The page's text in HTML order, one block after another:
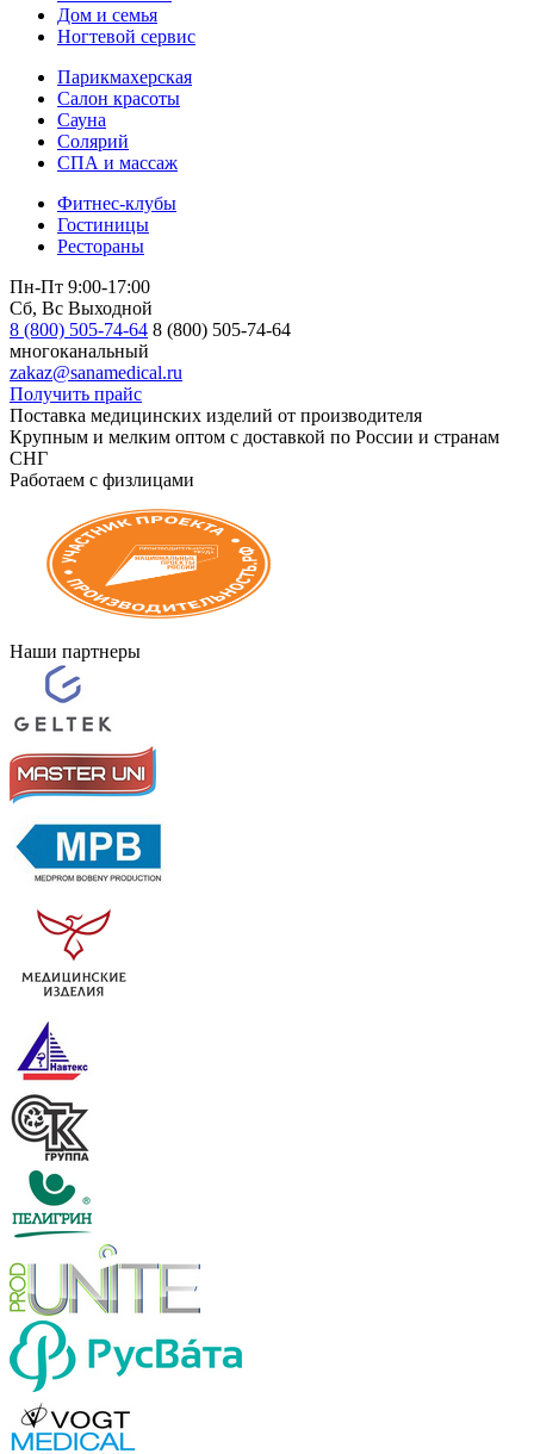
Дом и семья
Ногтевой сервис
Парикмахерская
Салон красоты
Сауна
Солярий
СПА и массаж
Фитнес-клубы
Гостиницы
Рестораны
Пн-Пт 9:00-17:00
Сб, Вс Выходной
8 (800) 505-74-64 8 (800) 505-74-64
многоканальный
zakaz@sanamedical.ru
Получить прайс
Поставка медицинских изделий от производителя
Крупным и мелким оптом с доставкой по России и странам
СНГ
Работаем с физлицами
Наши партнеры